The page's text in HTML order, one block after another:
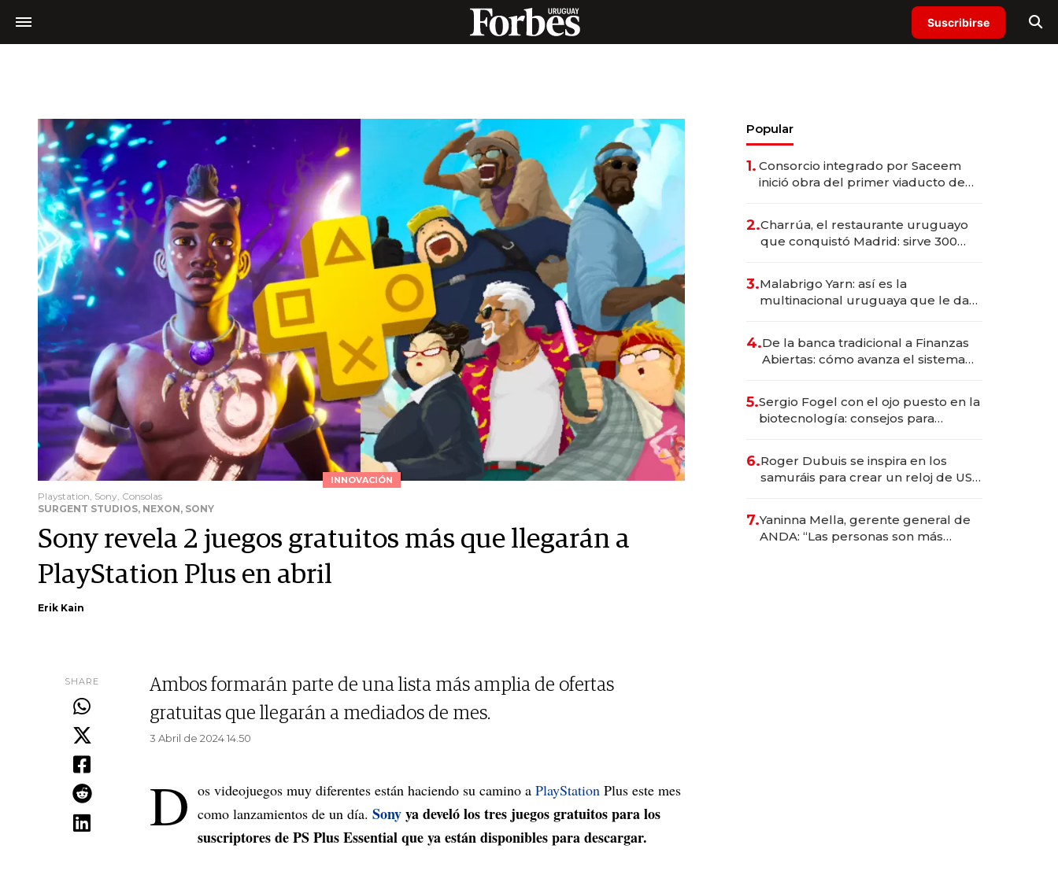
Suscribirse
INNOVACIÓN
Playstation, Sony, Consolas
SURGENT STUDIOS, NEXON, SONY
Sony revela 2 juegos gratuitos más que llegarán a
PlayStation Plus en abril
Erik Kain
SHARE
Ambos formarán parte de una lista más amplia de ofertas
gratuitas que llegarán a mediados de mes.
3 Abril de 2024 14.50
D os videojuegos muy diferentes están haciendo su camino a PlayStation Plus este mes
como lanzamientos de un día. Sonyya develó los tres juegos gratuitos para los
suscriptores de PS Plus Essential que ya están disponibles para descargar.
Popular
1. Consorcio integrado por Saceem
inició obra del primer viaducto de
millones
2.Charrúa, el restaurante uruguayo
que conquistó Madrid: sirve 300
prepara apertura
3.Malabrigo Yarn: así es la
multinacional uruguaya que le da
4.De la banca tradicional a Finanzas
Abiertas: cómo avanza el sistema
5.Sergio Fogel con el ojo puesto en la
biotecnología: consejos para
6.Roger Dubuis se inspira en los
samuráis para crear un reloj de US$
7.Yaninna Mella, gerente general de
ANDA: “Las personas son más